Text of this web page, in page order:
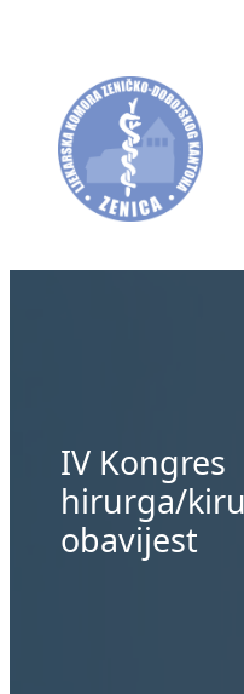
IV Kongres
hirurga/
obavijest